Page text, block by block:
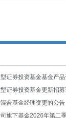
合基金经理变更的公告